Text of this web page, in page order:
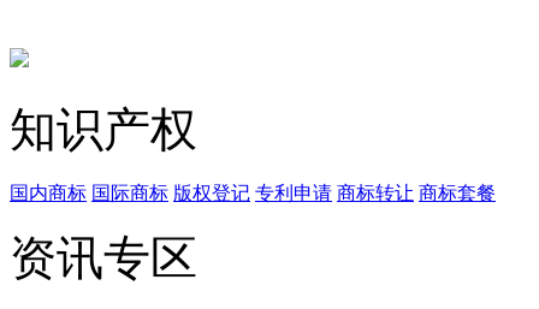
知识产权
国内商标 国际商标 版权登记 专利申请 商标转让 商标套餐
资讯专区